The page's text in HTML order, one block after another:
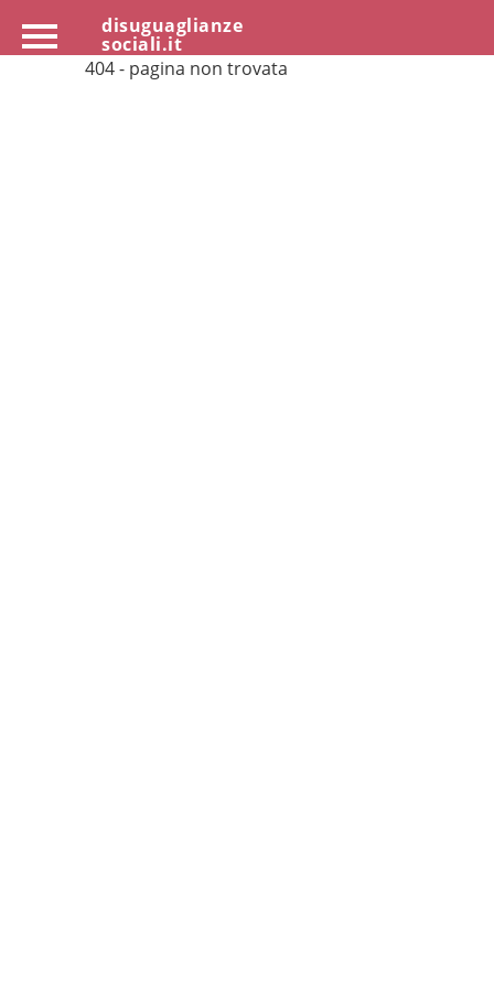
disuguaglianze
sociali.it
404 - pagina non trovata